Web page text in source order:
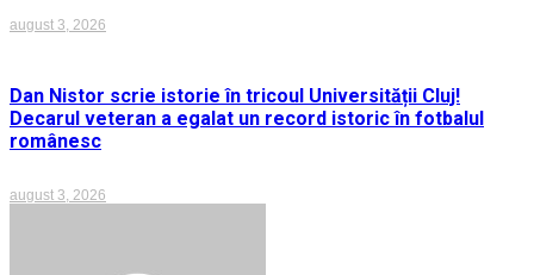
august 3, 2026
Dan Nistor scrie istorie în tricoul Universității Cluj!
Decarul veteran a egalat un record istoric în fotbalul
românesc
august 3, 2026